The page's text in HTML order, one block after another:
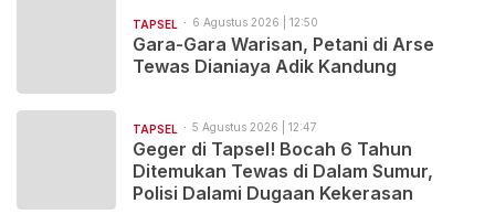
TAPSEL 6 Agustus 2026 | 12:50
Gara-Gara Warisan, Petani di Arse
Tewas Dianiaya Adik Kandung
TAPSEL 5 Agustus 2026 | 12:47
Geger di Tapsel! Bocah 6 Tahun
Ditemukan Tewas di Dalam Sumur,
Polisi Dalami Dugaan Kekerasan